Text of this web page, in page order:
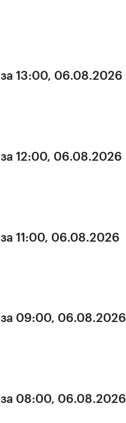
13:00, 06.08.2026
12:00, 06.08.2026
11:00, 06.08.2026
за 09:00, 06.08.2026
за 08:00, 06.08.2026